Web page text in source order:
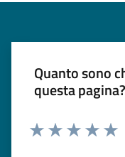
Quanto sono
questa pagina?